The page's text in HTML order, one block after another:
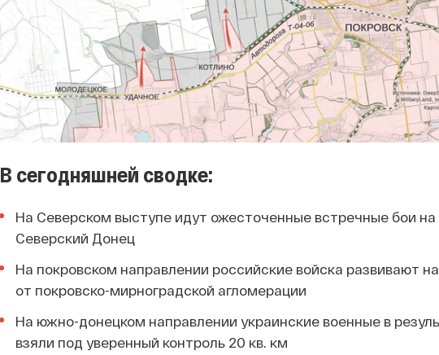
В сегодняшней сводке:
На Северском выступе идут ожесточенные встречные бои на
Северский Донец
На покровском направлении российские войска развивают
от покровско-мирноградской агломерации
На южно-донецком направлении украинские военные в
взяли под уверенный контроль 20 кв. км